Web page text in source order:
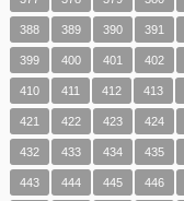
388 389 390 391
399 400 401 402
410 411 412 413
421 422 423 424
432 433 434 435
443 444 445 446